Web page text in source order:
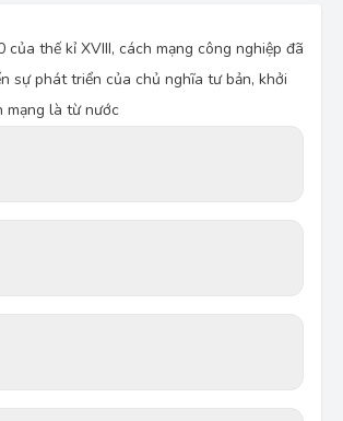
của thế kỉ XVIII, cách mạng công nghiệp đã
sự phát triển của chủ nghĩa tư bản, khởi
mạng là từ nước